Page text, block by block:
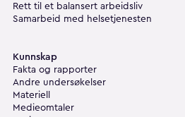
Rett til et balansert arbeidsliv
Samarbeid med helsetjenesten
Kunnskap
Fakta og rapporter
Andre undersøkelser
Materiell
Medieomtaler